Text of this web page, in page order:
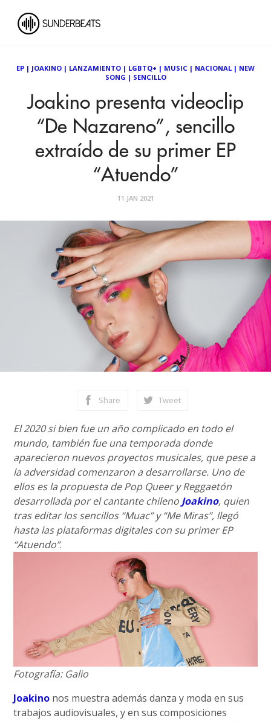
EP | JOAKINO | LANZAMIENTO | LGBTQ+ | MUSIC | NACIONAL | NEW
SONG | SENCILLO
Joakino presenta videoclip
“De Nazareno”, sencillo
extraído de su primer EP
“Atuendo”
11 JAN 2021
Share Tweet
El 2020 si bien fue un año complicado en todo el
mundo, también fue una temporada donde
aparecieron nuevos proyectos musicales, que pese a
la adversidad comenzaron a desarrollarse. Uno de
ellos es la propuesta de Pop Queer y Reggaetón
desarrollada por el cantante chileno Joakino, quien
tras editar los sencillos “Muac” y “Me Miras”, llegó
hasta las plataformas digitales con su primer EP
“Atuendo”.
Fotografía: Galio
Joakino nos muestra además danza y moda en sus
trabajos audiovisuales, y en sus composiciones